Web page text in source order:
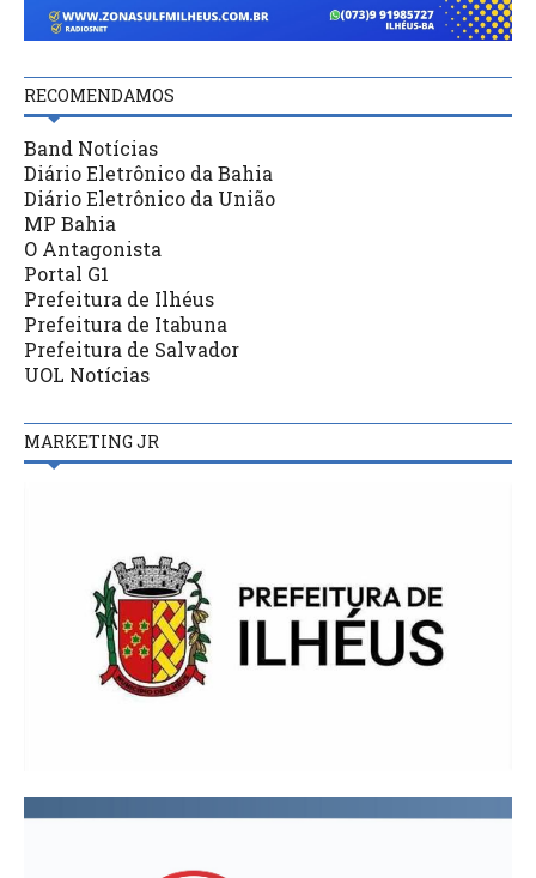
RECOMENDAMOS
Band Notícias
Diário Eletrônico da Bahia
Diário Eletrônico da União
MP Bahia
O Antagonista
Portal G1
Prefeitura de Ilhéus
Prefeitura de Itabuna
Prefeitura de Salvador
UOL Notícias
MARKETING JR